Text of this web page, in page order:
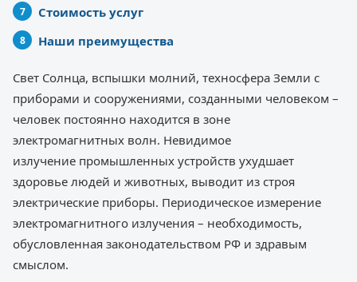
Стоимость услуг
Наши преимущества
Свет Солнца, вспышки молний, техносфера Земли с
приборами и сооружениями, созданными человеком –
человек постоянно находится в зоне
электромагнитных волн. Невидимое
излучение промышленных устройств ухудшает
здоровье людей и животных, выводит из строя
электрические приборы. Периодическое измерение
электромагнитного излучения – необходимость,
обусловленная законодательством РФ и здравым
смыслом.